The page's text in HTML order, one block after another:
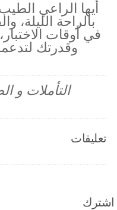
أيها الراعي
بالراحة الليلة،
في أوقات
وقدرتك
التأملات و
تعليقات
اشترك